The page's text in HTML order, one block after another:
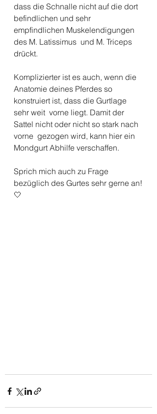
dass die Schnalle nicht auf die dort
befindlichen und sehr
empfindlichen Muskelendigungen
des M. Latissimus  und M. Triceps
drückt.
Komplizierter ist es auch, wenn die
Anatomie deines Pferdes so
konstruiert ist, dass die Gurtlage
sehr weit  vorne liegt. Damit der
Sattel nicht oder nicht so stark nach
vorne  gezogen wird, kann hier ein
Mondgurt Abhilfe verschaffen.
Sprich mich auch zu Frage
bezüglich des Gurtes sehr gerne an!
🤍